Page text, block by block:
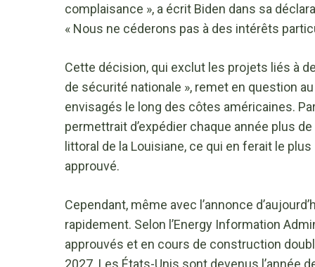
complaisance », a écrit Biden dans sa
« Nous ne céderons pas à des intérêts
Cette décision, qui exclut les projets liés à
de sécurité nationale », remet en question
envisagés le long des côtes américaines.
permettrait d’expédier chaque année plus
littoral de la Louisiane, ce qui en ferait le
approuvé.
Cependant, même avec l’annonce
rapidement. Selon l’Energy Information
approuvés et en cours de construction
2027. Les États-Unis sont devenus l’année